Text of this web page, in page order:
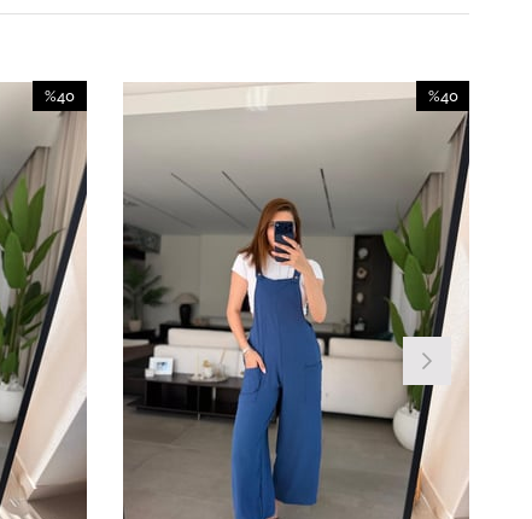
%40
İndirim
%40İndirim
%40
İndirim
%40İndirim